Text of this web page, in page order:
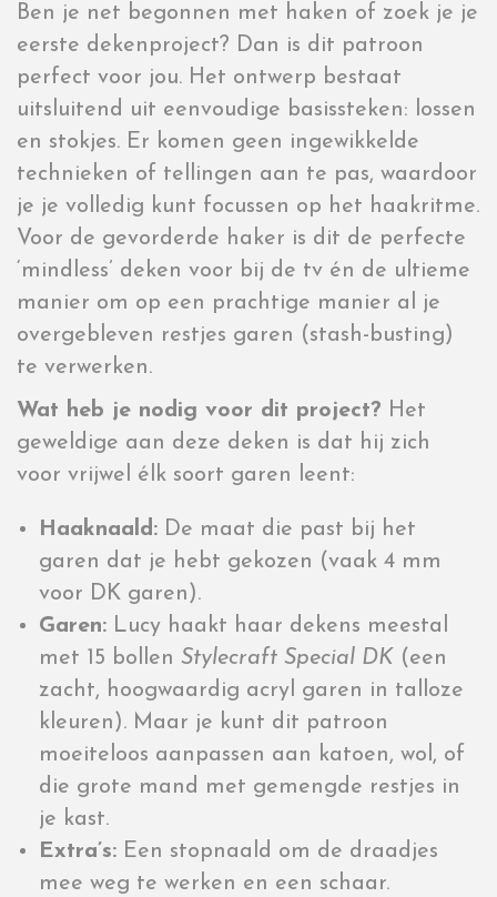
Ben je net begonnen met haken of zoek je je
eerste dekenproject? Dan is dit patroon
perfect voor jou. Het ontwerp bestaat
uitsluitend uit eenvoudige basissteken: lossen
en stokjes. Er komen geen ingewikkelde
technieken of tellingen aan te pas, waardoor
je je volledig kunt focussen op het haakritme.
Voor de gevorderde haker is dit de perfecte
‘mindless’ deken voor bij de tv én de ultieme
manier om op een prachtige manier al je
overgebleven restjes garen (stash-busting)
te verwerken.
Wat heb je nodig voor dit project? Het
geweldige aan deze deken is dat hij zich
voor vrijwel élk soort garen leent:
Haaknaald: De maat die past bij het
garen dat je hebt gekozen (vaak 4 mm
voor DK garen).
Garen: Lucy haakt haar dekens meestal
met 15 bollen Stylecraft Special DK (een
zacht, hoogwaardig acryl garen in talloze
kleuren). Maar je kunt dit patroon
moeiteloos aanpassen aan katoen, wol, of
die grote mand met gemengde restjes in
je kast.
Extra’s: Een stopnaald om de draadjes
mee weg te werken en een schaar.